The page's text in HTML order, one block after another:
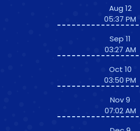
Aug 12
05:37 PM
Sep 11
03:27 AM
Oct 10
03:50 PM
Nov 9
07:02 AM